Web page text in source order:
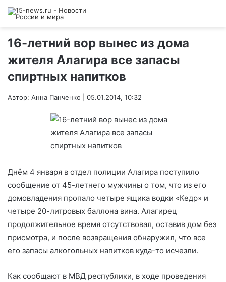
16-летний вор вынес из дома
жителя Алагира все запасы
спиртных напитков
Автор: Анна Панченко | 05.01.2014, 10:32
Днём 4 января в отдел полиции Алагира поступило
сообщение от 45-летнего мужчины о том, что из его
домовладения пропало четыре ящика водки «Кедр» и
четыре 20-литровых баллона вина. Алагирец
продолжительное время отсутствовал, оставив дом без
присмотра, и после возвращения обнаружил, что все
его запасы алкогольных напитков куда-то исчезли.
Как сообщают в МВД республики, в ходе проведения